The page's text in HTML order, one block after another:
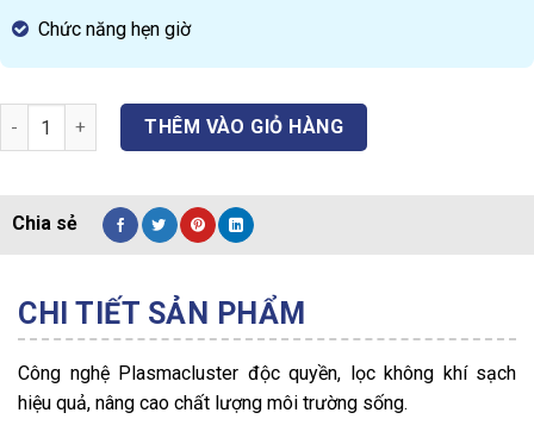
Chức năng hẹn giờ
Máy Tạo ION & Hút ẩm SHARP DW-D12A-W quantity
THÊM VÀO GIỎ HÀNG
CHI TIẾT SẢN PHẨM
Công nghệ Plasmacluster độc quyền, lọc không khí sạch
hiệu quả, nâng cao chất lượng môi trường sống.